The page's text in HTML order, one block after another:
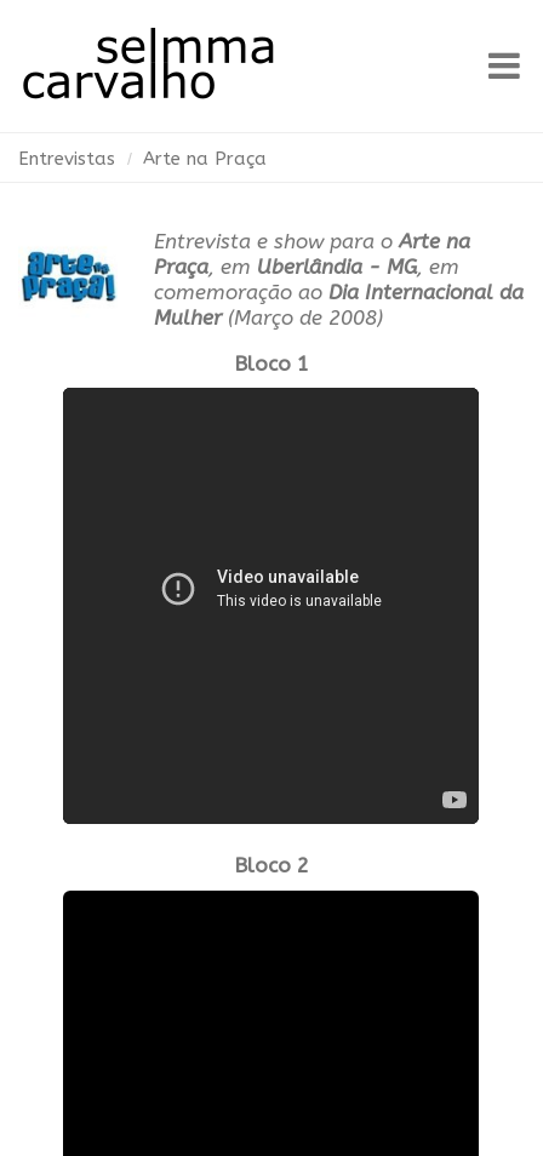
Entrevistas Arte na Praça
Entrevista e show para oArte na
Praça, em Uberlândia - MG, em
comemoração ao Dia Internacional da
Mulher(Março de 2008)
Bloco 1
Bloco 2